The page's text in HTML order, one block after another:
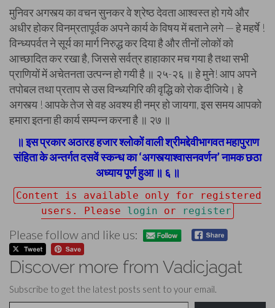
मुनिवर अगस्त्य का वचन सुनकर वे श्रेष्ठ देवता आश्वस्त हो गये और
अधीर होकर विनम्रतापूर्वक अपने कार्य के विषय में बताने लगे — हे महर्षे !
विन्ध्यपर्वत ने सूर्य का मार्ग निरुद्ध कर दिया है और तीनों लोकों को
आच्छादित कर रखा है, जिससे सर्वत्र हाहाकार मच गया है तथा सभी
प्राणियों में अचेतनता उत्पन्न हो गयी है ॥ २५-२६ ॥ हे मुने! आप अपने
तपोबल तथा प्रताप से उस विन्ध्यगिरि की वृद्धि को रोक दीजिये। हे
अगस्त्य ! आपके तेज से वह अवश्य ही नम्र हो जायगा, इस समय आपको
हमारा इतना ही कार्य सम्पन्न करना है ॥ २७ ॥
॥ इस प्रकार अठारह हजार श्लोकों वाली श्रीमद्देवीभागवत महापुराण
संहिता के अन्तर्गत दसवें स्कन्ध का ‘अगस्त्याश्वासनवर्णन’ नामक छठा
अध्याय पूर्ण हुआ ॥ ६ ॥
Content is available only for registered
users. Please login or register
Please follow and like us:
Discover more from Vadicjagat
Subscribe to get the latest posts sent to your email.
Type your email…